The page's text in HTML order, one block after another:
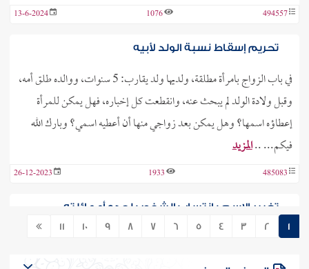
494557
1076
13-6-2024
تحريم إسقاط نسبة الولد لأبيه
في باب الزواج بامرأة مطلقة، ولديها ولد يقارب: 5 سنوات، ووالده طلق أمه،
وقبل ولادة الولد لم يبحث عنه، وانقطعت كل إخباره، فهل يمكن للمرأة
إعطاؤه اسمها؟ وهل يمكن بعد زواجي منها أن أعطيه اسمي؟ وبارك الله
فيكم... ..المزيد
485083
1933
26-12-2023
تغيير الاسم بانتساب الشخص لجده أو عائلته
لديَّ صديق اسمه في البطاقة: أحمد علي، واللقب: الحاج حسين، وهو يريد
اختصار اسمه ولقبه إلى: أحمد حسين فقط، وذلك لمشاكل في الأوراق الثبوتية
1
2
3
4
5
6
7
8
9
10
11